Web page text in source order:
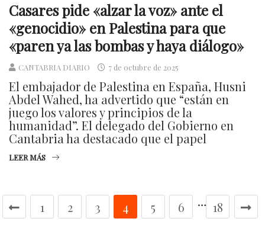
Casares pide «alzar la voz» ante el
«genocidio» en Palestina para que
«paren ya las bombas y haya diálogo»
CANTABRIA DIARIO 7 de octubre de 2025
El embajador de Palestina en España, Husni
Abdel Wahed, ha advertido que “están en
juego los valores y principios de la
humanidad”. El delegado del Gobierno en
Cantabria ha destacado que el papel
LEER MÁS
1 2 3 4 5 6 … 18